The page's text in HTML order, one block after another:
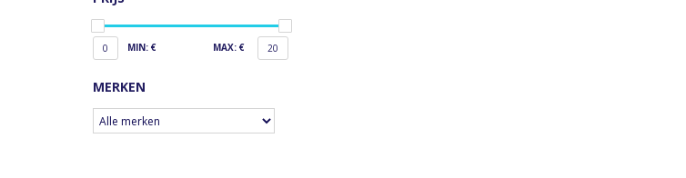
0 MIN: € MAX: € 20
MERKEN